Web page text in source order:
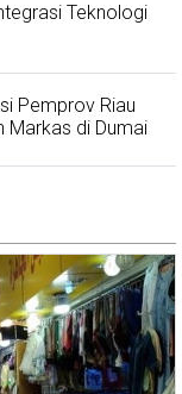
Teknologi
Pemprov Riau
Markas di Dumai